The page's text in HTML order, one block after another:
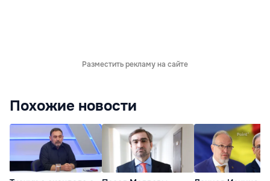
Разместить рекламу на сайте
Похожие новости